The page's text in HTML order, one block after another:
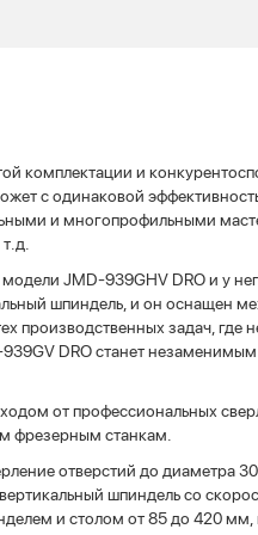
комплектации и
с одинаковой
и многопрофильными
JMD-939GHV DRO и у
шпиндель, и он оснащен
производственных задач, где
DRO станет
от профессиональных
фрезерным станкам.
отверстий до диаметра
шпиндель со
и столом от 85 до 420